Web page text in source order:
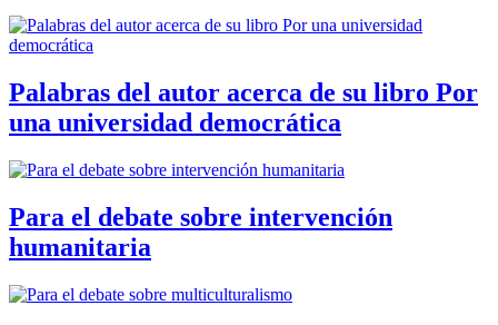
Palabras del autor acerca de su libro Por
una universidad democrática
Para el debate sobre intervención
humanitaria